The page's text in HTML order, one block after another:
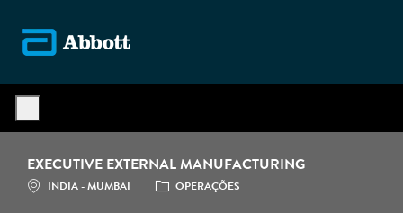
EXECUTIVE EXTERNAL MANUFACTURING
LOCALIZAÇÃO
INDIA - MUMBAI CATEGORIA
OPERAÇÕES